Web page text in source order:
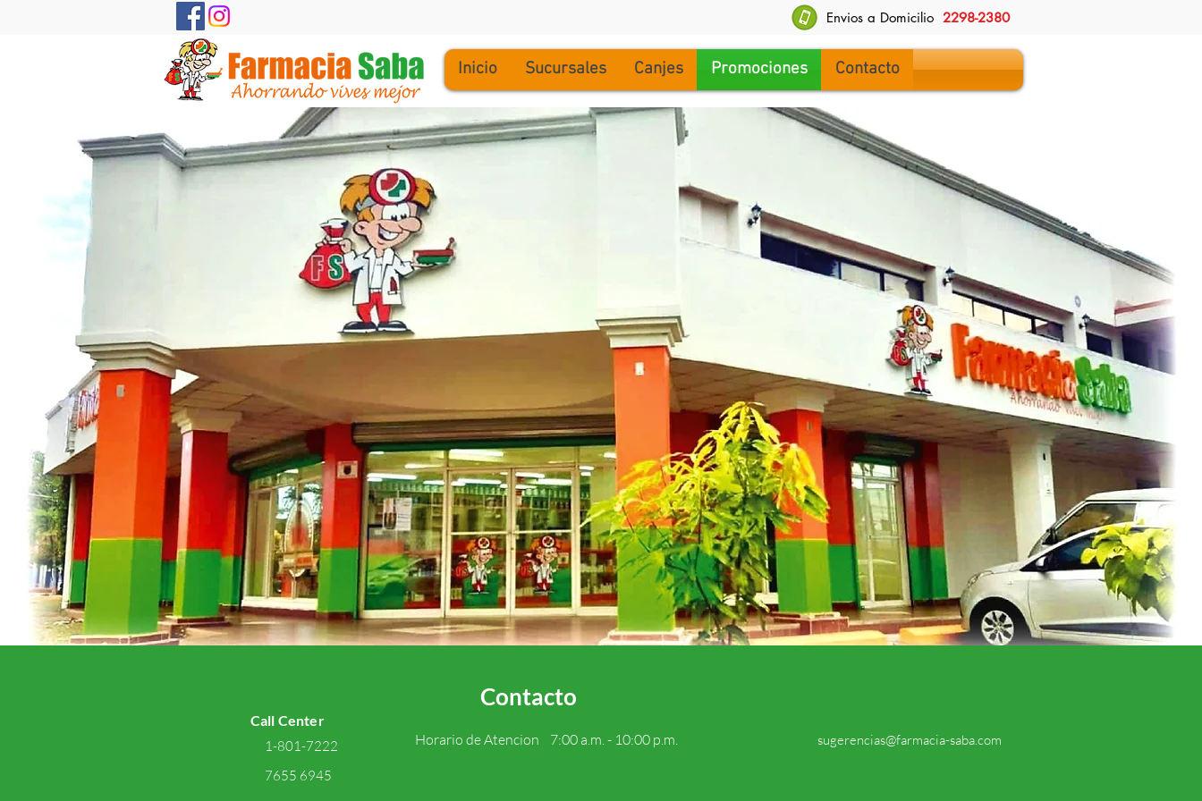
Envios a Domicilio 2298-2380
Inicio Sucursales Canjes Promociones Contacto
Contacto
Call Center
1-801-7222
7655 6945
Horario de Atencion 7:00 a.m. - 10:00 p.m. sugerencias@farmacia-saba.com